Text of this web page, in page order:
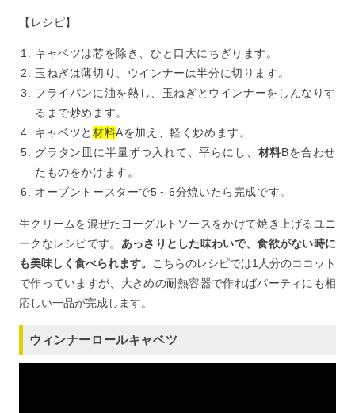
【レシピ】
キャベツは芯を除き、ひと口大にちぎります。
玉ねぎは薄切り、ウインナーは半分に切ります。
フライパンに油を熱し、玉ねぎとウインナーをしんなりす
るまで炒めます。
キャベツと 材料Aを加え、軽く炒めます。
グラタン皿に半量ずつ入れて、平らにし、 材料Bを合わせ
たものをかけます。
オーブントースターで5～6分焼いたら完成です。
生クリームを混ぜたヨーグルトソースをかけて焼き上げるユニ
ークなレシピです。 あっさりとした味わいで、食欲がない時に
も美味しく食べられます。
こちらのレシピでは1人分のココット
で作っていますが、大きめの耐熱容器で作ればパーティにも相
応しい一品が完成します。
ウィンナーロールキャベツ